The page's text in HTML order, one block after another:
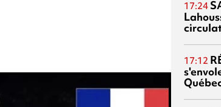
17:24
17:12